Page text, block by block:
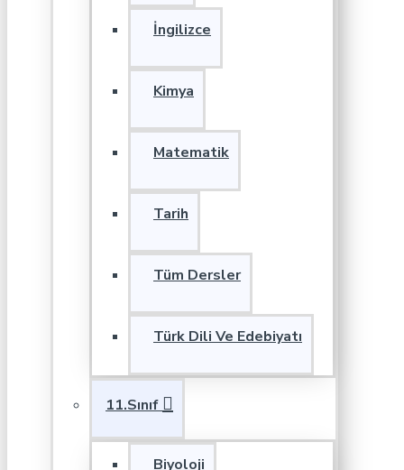
İngilizce
Kimya
Matematik
Tarih
Tüm Dersler
Türk Dili Ve Edebiyatı
11.Sınıf
Biyoloji